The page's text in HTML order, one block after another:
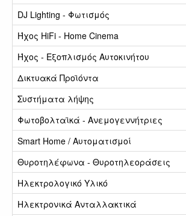
DJ Lighting - Φωτισμός
Ήχος HiFi - Home Cinema
Ήχος - Εξοπλισμός Αυτοκινήτου
Δικτυακά Προϊόντα
Συστήματα λήψης
Φωτοβολταϊκά - Ανεμογεννήτριες
Smart Home / Αυτοματισμοί
Θυροτηλέφωνα - Θυροτηλεοράσεις
Ηλεκτρολογικό Υλικό
Ηλεκτρονικά Ανταλλακτικά